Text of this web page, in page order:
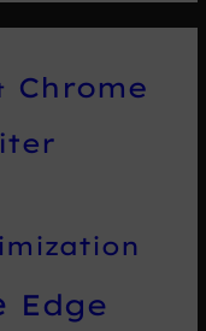
Chrome
Edge